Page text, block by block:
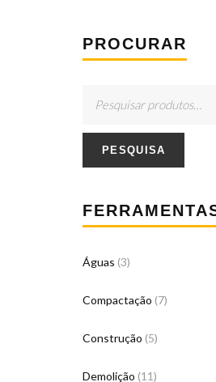
PROCURAR
PESQUISA
Águas (3)
Compactação (7)
Construção (5)
Demolição (11)